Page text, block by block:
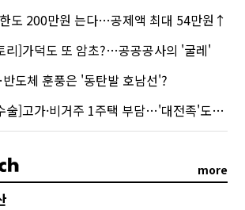
도 200만원 는다…공제액 최대 54만원↑
리]가덕도 또 암초?…공공공사의 '굴레'
도체 훈풍은 '동탄발 호남선'?
]고가·비거주 1주택 부담…'대전족'도 불똥
more